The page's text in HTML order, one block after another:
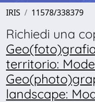
IRIS 11578/338379
Richiedi una
territorio:
landscape: